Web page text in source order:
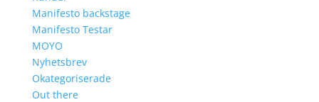
Manifesto backstage
Manifesto Testar
MOYO
Nyhetsbrev
Okategoriserade
Out there